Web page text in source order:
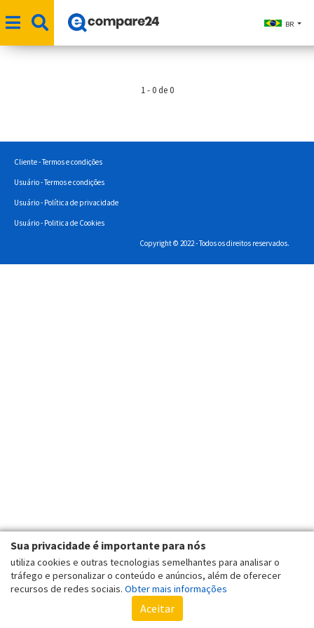
Sua privacidade é importante para nós
utiliza cookies e outras tecnologias semelhantes para analisar o
tráfego e personalizar o conteúdo e anúncios, além de oferecer
recursos de redes sociais. Obter mais informações
Aceitar
BR
1 - 0 de 0
Cliente - Termos e condições
Usuário - Termos e condições
Usuário - Política de privacidade
Usuário - Politica de Cookies
Copyright © 2022 - Todos os direitos reservados.